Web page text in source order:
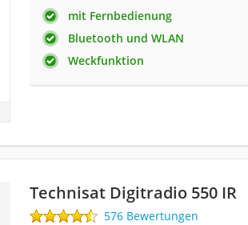
mit Fernbedienung
Bluetooth und WLAN
Weckfunktion
Technisat Digitradio 550 IR
576 Bewertungen